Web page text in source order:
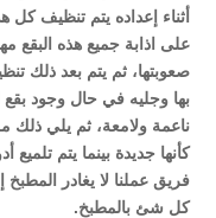
أثناء إعداده يتم تنظيف كل
على اذابة جميع هذه البقع
صعوبتها، ثم يتم بعد ذلك
بها وجليه في حال وجود
ناعمة ولامعة، ثم يلي ذلك
كأنها جديدة بينما يتم
فريق عملنا لا يغادر
كل شئ بالمطبخ.